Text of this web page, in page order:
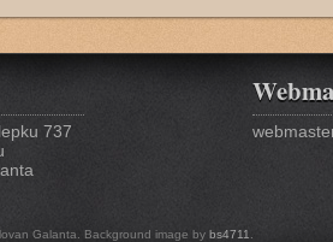
737
Galanta. Background image by bs4711